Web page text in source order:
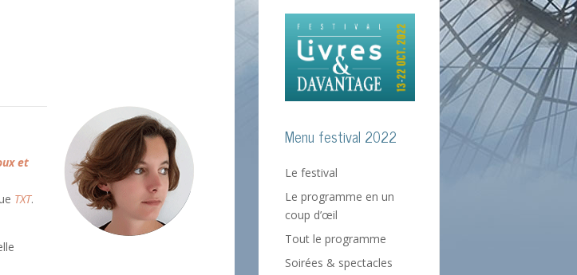
et
TXT.
Menu festival 2022
Le festival
Le programme en un
coup d’œil
Tout le programme
Soirées & spectacles